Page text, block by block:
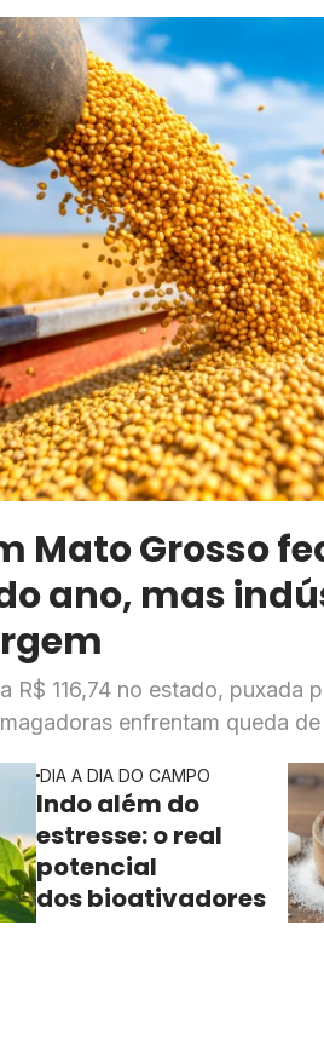
Mato Grosso
ano, mas
R$ 116,74 no estado, puxada
enfrentam queda
DIA A DIA DO CAMPO
Indo além do
estresse: o real
potencial
dos bioativadores